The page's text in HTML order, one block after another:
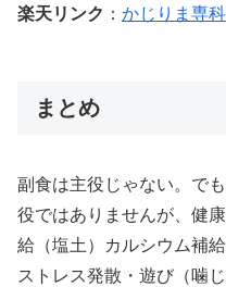
楽天リンク ： かじりま専科
まとめ
副食は主役じゃない。で
役ではありませんが、健
給（塩土）カルシウム補
ストレス発散・遊び（噛